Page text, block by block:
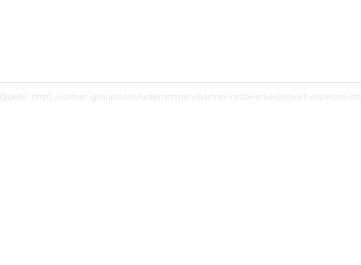
Quelle: https://ortner-group.com/unternehmen/partner-netzwerke/projekt-expedire-